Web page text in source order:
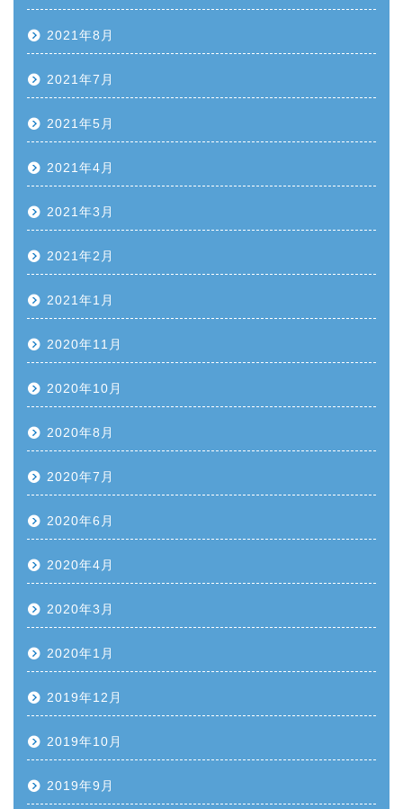
2021年8月
2021年7月
2021年5月
2021年4月
2021年3月
2021年2月
2021年1月
2020年11月
2020年10月
2020年8月
2020年7月
2020年6月
2020年4月
2020年3月
2020年1月
2019年12月
2019年10月
2019年9月